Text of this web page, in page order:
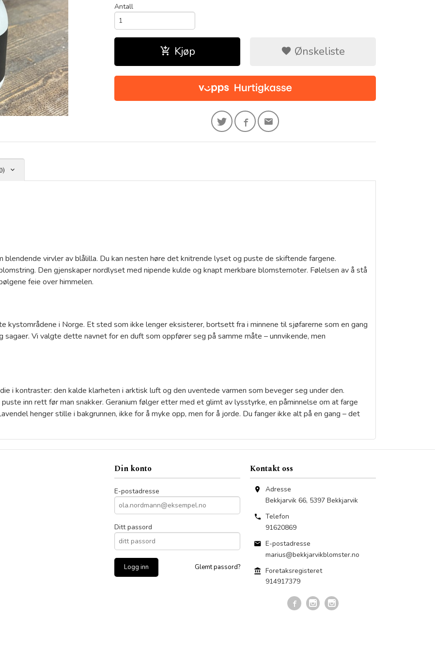
Antall
Kjøp Ønskeliste
blendende virvler av blålilla. Du kan nesten høre det knitrende lyset og puste de skiftende fargene.
Den gjenskaper nordlyset med nipende kulde og knapt merkbare blomsternoter. Følelsen av å stå
feie over himmelen.
kystområdene i Norge. Et sted som ikke lenger eksisterer, bortsett fra i minnene til sjøfarerne som en gang
sagaer. Vi valgte dette navnet for en duft som oppfører seg på samme måte – unnvikende, men
i kontraster: den kalde klarheten i arktisk luft og den uventede varmen som beveger seg under den.
inn rett før man snakker. Geranium følger etter med et glimt av lysstyrke, en påminnelse om at farge
henger stille i bakgrunnen, ikke for å myke opp, men for å jorde. Du fanger ikke alt på en gang – det
Din konto
E-postadresse
Ditt passord
Glemt passord?
Kontakt oss
Adresse
Bekkjarvik 66, 5397 Bekkjarvik
Telefon
91620869
E-postadresse
marius@bekkjarvikblomster.no
Foretaksregisteret
914917379